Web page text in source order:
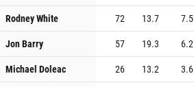
Rodney White
72 13.7 7.5
Jon Barry
57 19.3 6.2
Michael Doleac
26 13.2 3.6